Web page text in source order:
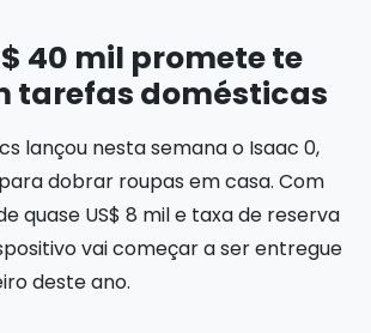
40 mil promete te
tarefas domésticas
lançou nesta semana o Isaac 0,
dobrar roupas em casa. Com
quase US$ 8 mil e taxa de reserva
vai começar a ser entregue
deste ano.